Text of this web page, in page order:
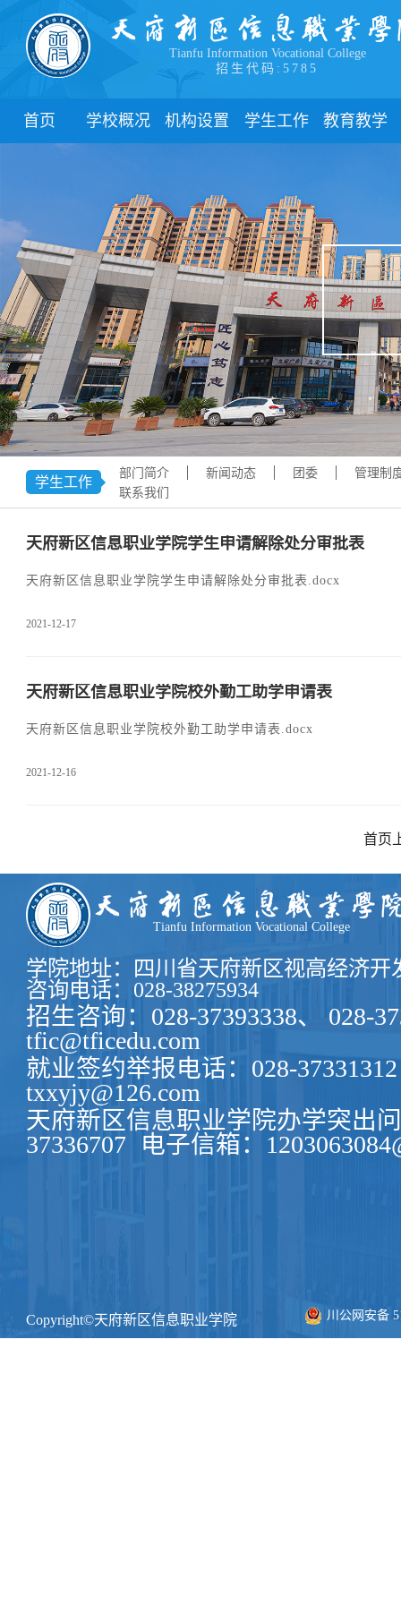
Tianfu Information Vocational College
招生代码:5785
首页 学校概况
学院领导
办学理念
办学特色
校园风貌
机构设置
职能部门
学生工作
新闻动态
团委
管理制度
学生风采
心理健康
学生资助
下载中心
联系我们
教育教学
教学制度
教学通知
教学动态
实践教学
专业建设
课程建设
教学改革
学术交流
下载专区
安全宣传
学生工作
部门简介 新闻动态 团委
管理制
联系我们
天府新区信息职业学院学生申请解除处分审批表
天府新区信息职业学院学生申请解除处分审批表.docx
2021-12-17
天府新区信息职业学院校外勤工助学申请表
天府新区信息职业学院校外勤工助学申请表.docx
2021-12-16
首页
Tianfu Information Vocational College
学院地址：四川省天府新区视高经济开
咨询电话：028-38275934
招生咨询：028-37393338、 028-
tfic@tficedu.com
就业签约举报电话：028-37331312
txxyjy@126.com
天府新区信息职业学院办学突出
37336707
电子信箱：
Copyright©天府新区信息职业学院 川公网安备